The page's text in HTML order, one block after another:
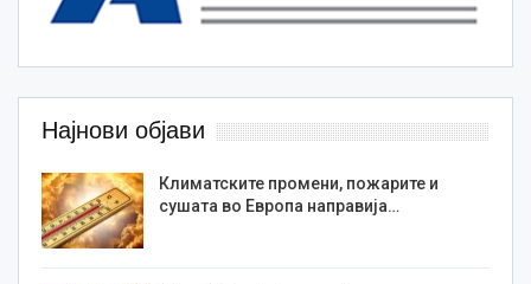
Најнови објави
Климатските промени, пожарите и
сушата во Европа направија…